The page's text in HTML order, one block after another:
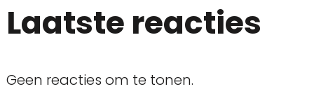
Laatste reacties
Geen reacties om te tonen.